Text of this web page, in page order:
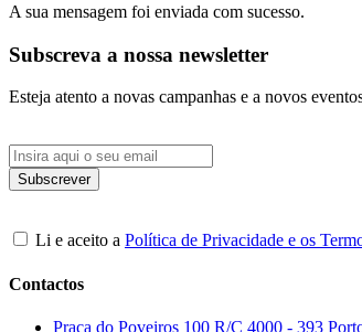
A sua mensagem foi enviada com sucesso.
Subscreva a nossa newsletter
Esteja atento a novas campanhas e a novos
Li e aceito a Política de Privacidade e os
Contactos
Praça do Poveiros 100 R/C 4000 - 393